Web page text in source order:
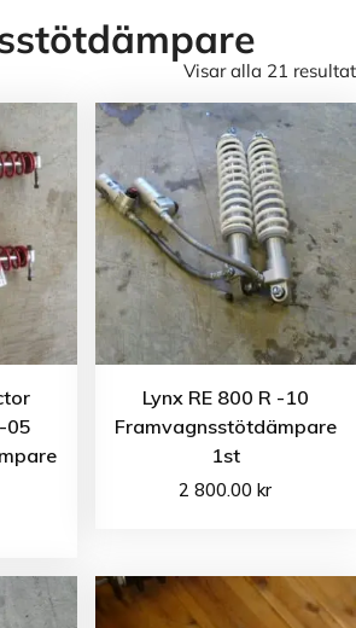
Visar alla 21 resultat
05
Lynx RE 800 R -10
Framvagnsstötdämpare
1st
2 800.00kr